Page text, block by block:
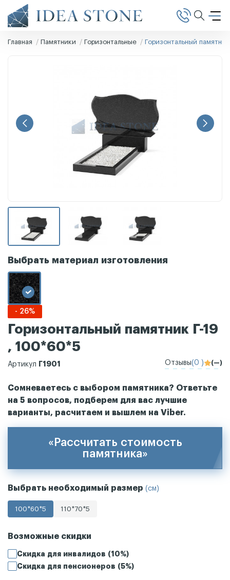
Главная Памятники Горизонтальные Горизонтальный
Выбрать материал изготовления
- 26%
Горизонтальный памятник Г-19
, 100*60*5
Артикул Г1901 Отзывы(0 ) (—)
Сомневаетесь с выбором памятника? Ответьте
на 5 вопросов, подберем для вас лучшие
варианты, расчитаем и вышлем на Viber.
«Рассчитать стоимость
памятника»
Выбрать необходимый размер (см)
100*60*5 110*70*5
Возможные скидки
Скидка для инвалидов (10%)
Скидка для пенсионеров (5%)